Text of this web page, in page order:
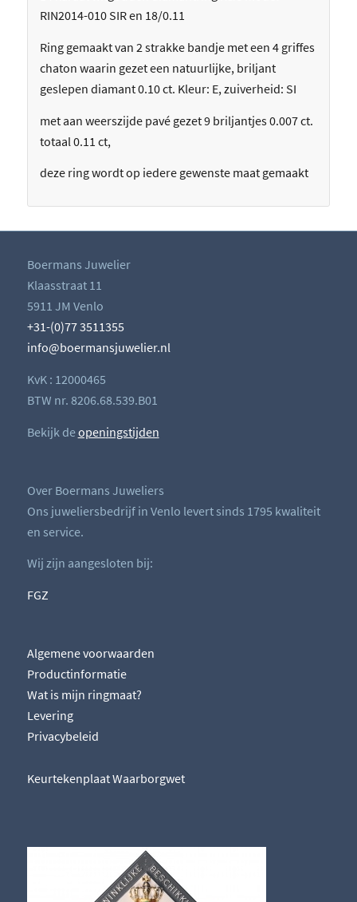
RIN2014-010 SIR en 18/0.11
Ring gemaakt van 2 strakke bandje met een 4 griffes
chaton waarin gezet een natuurlijke, briljant
geslepen diamant 0.10 ct. Kleur: E, zuiverheid: SI
met aan weerszijde pavé gezet 9 briljantjes 0.007 ct.
totaal 0.11 ct,
deze ring wordt op iedere gewenste maat gemaakt
Boermans Juwelier
Klaasstraat 11
5911 JM Venlo
+31-(0)77 3511355
info@boermansjuwelier.nl
KvK : 12000465
BTW nr. 8206.68.539.B01
Bekijk deopeningstijden
Over Boermans Juweliers
Ons juweliersbedrijf in Venlo levert sinds 1795 kwaliteit
en service.
Wij zijn aangesloten bij:
FGZ
Algemene voorwaarden
Productinformatie
Wat is mijn ringmaat?
Levering
Privacybeleid
Keurtekenplaat Waarborgwet